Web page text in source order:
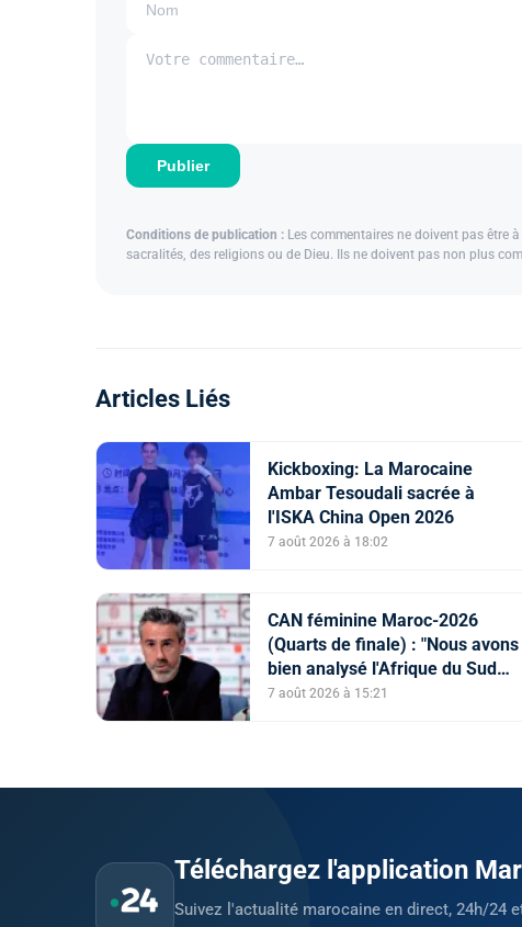
Publier
Conditions de publication : Les commentaires ne doivent pas être
sacralités, des religions ou de Dieu. Ils ne doivent pas non plus
Articles Liés
Kickboxing: La Marocaine
Ambar Tesoudali sacrée à
l'ISKA China Open 2026
7 août 2026 à 18:02
CAN féminine Maroc-2026
(Quarts de finale) : "Nous avons
bien analysé l'Afrique du Sud
pour aller chercher la victoire"
7 août 2026 à 15:21
Téléchargez l'application
Suivez l'actualité marocaine en direct, 24h/24